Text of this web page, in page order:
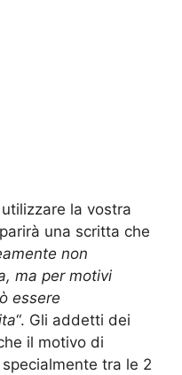
la vostra
una scritta che
non
ma per motivi
essere
“. Gli addetti dei
il motivo di
tra le 2